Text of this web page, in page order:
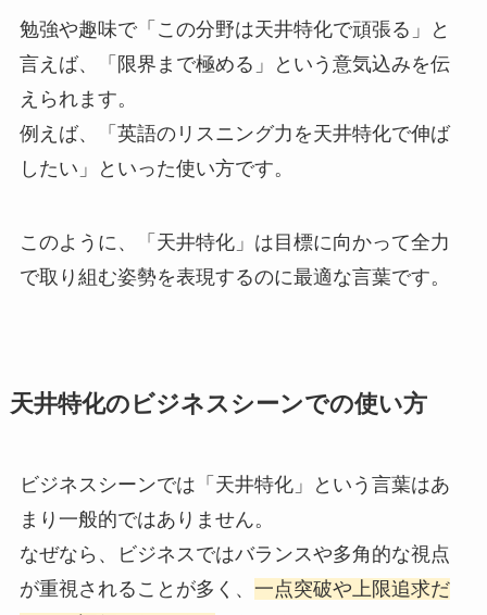
勉強や趣味で「この分野は天井特化で頑張る」と
言えば、「限界まで極める」という意気込みを伝
えられます。
例えば、「英語のリスニング力を天井特化で伸ば
したい」といった使い方です。
このように、「天井特化」は目標に向かって全力
で取り組む姿勢を表現するのに最適な言葉です。
天井特化のビジネスシーンでの使い方
ビジネスシーンでは「天井特化」という言葉はあ
まり一般的ではありません。
なぜなら、ビジネスではバランスや多角的な視点
が重視されることが多く、 一点突破や上限追求だ